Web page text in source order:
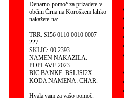
Denarno pomoč za prizadete v
občini Črna na Koroškem lahko
nakažete na:
TRR: SI56 0110 0010 0007
227
SKLIC: 00 2393
NAMEN NAKAZILA:
POPLAVE 2023
BIC BANKE: BSLJSI2X
KODA NAMENA: CHAR.
Hvala vam za vašo pomoč.